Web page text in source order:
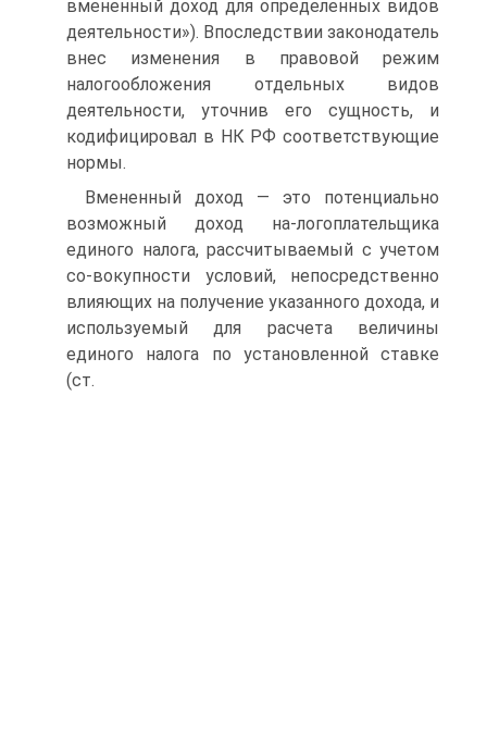
вмененный доход для определенных видов
деятельности»). Впоследствии законодатель
внес изменения в правовой режим
налогообложения отдельных видов
деятельности, уточнив его сущность, и
кодифицировал в НК РФ соответствующие
нормы.
Вмененный доход — это потенциально
возможный доход на-логоплательщика
единого налога, рассчитываемый с учетом
со-вокупности условий, непосредственно
влияющих на получение указанного дохода, и
используемый для расчета величины
единого налога по установленной ставке
(ст.